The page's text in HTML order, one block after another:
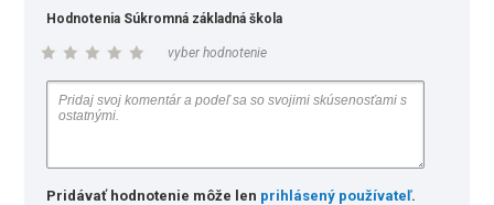
Hodnotenia Súkromná základná škola
vyber hodnotenie
Pridávať hodnotenie môže len prihlásený používateľ.